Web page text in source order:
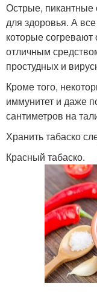
Острые, пикантные
для здоровья. А
которые согревают
отличным
простудных и
Кроме того,
иммунитет и даже
сантиметров на
Хранить табаско
Красный табаско.